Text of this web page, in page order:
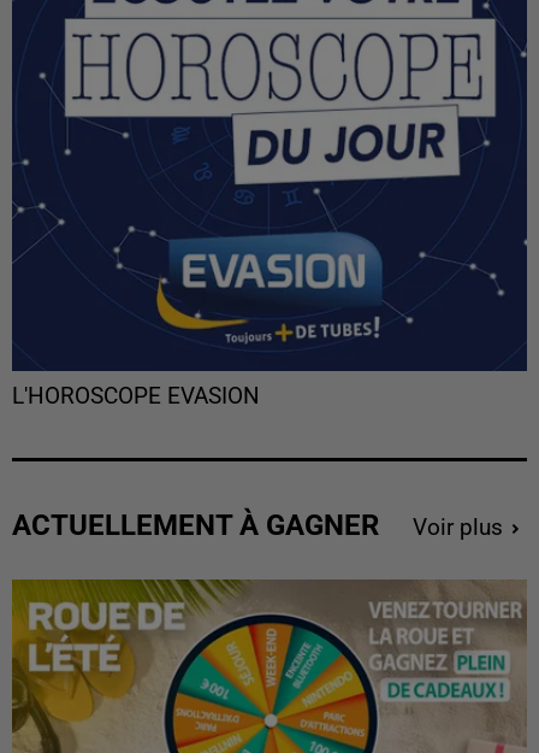
L'HOROSCOPE EVASION
ACTUELLEMENT À GAGNER Voir plus